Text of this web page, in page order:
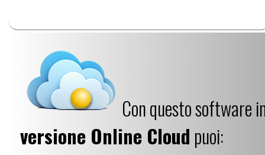
Con questo software
versione Online Cloud puoi: